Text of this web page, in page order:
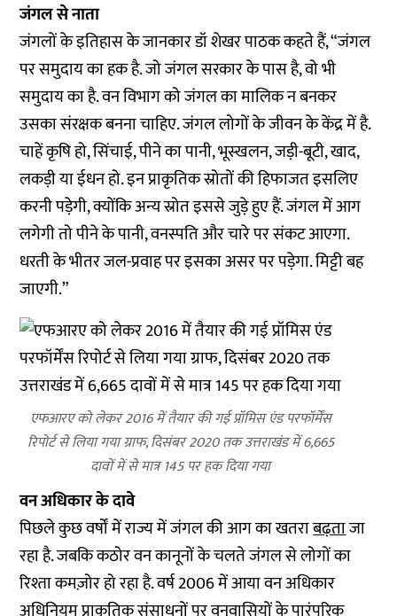
जंगल से नाता
जंगलों के इतिहास के जानकार डॉ शेखर पाठक कहते हैं, “जंगल
पर समुदाय का हक है. जो जंगल सरकार के पास है, वो भी
समुदाय का है. वन विभाग को जंगल का मालिक न बनकर
उसका संरक्षक बनना चाहिए. जंगल लोगों के जीवन के केंद्र में है.
चाहें कृषि हो, सिंचाई, पीने का पानी, भूस्खलन, जड़ी-बूटी, खाद,
लकड़ी या ईधन हो. इन प्राकृतिक स्रोतों की हिफाजत इसलिए
करनी पड़ेगी, क्योंकि अन्य स्रोत इससे जुड़े हुए हैं. जंगल में आग
लगेगी तो पीने के पानी, वनस्पति और चारे पर संकट आएगा.
धरती के भीतर जल-प्रवाह पर इसका असर पर पड़ेगा. मिट्टी बह
जाएगी.”
एफआरए को लेकर 2016 में तैयार की गई प्रॉमिस एंड परफॉर्मेंस
रिपोर्ट से लिया गया ग्राफ, दिसंबर 2020 तक उत्तराखंड में 6,665
दावों में से मात्र 145 पर हक दिया गया
वन अधिकार के दावे
पिछले कुछ वर्षों में राज्य में जंगल की आग का खतराबढ़ताजा
रहा है. जबकि कठोर वन कानूनों के चलते जंगल से लोगों का
रिश्ता कमज़ोर हो रहा है. वर्ष 2006 में आया वन अधिकार